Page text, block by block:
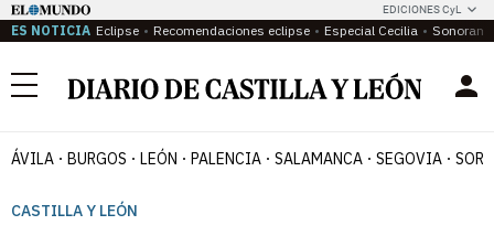
EDICIONES CyL
ES NOTICIA Eclipse Recomendaciones eclipse Especial Cecilia
Menú
ÁVILA BURGOS LEÓN PALENCIA SALAMANCA SEGOVIA
CASTILLA Y LEÓN